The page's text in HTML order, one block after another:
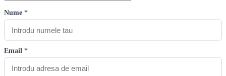
Nume *
Email *